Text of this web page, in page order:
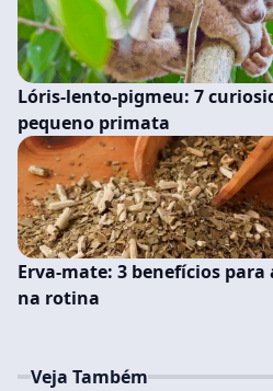
Lóris-lento-pigmeu: 7
pequeno primata
Erva-mate: 3 benefícios
na rotina
Veja Também